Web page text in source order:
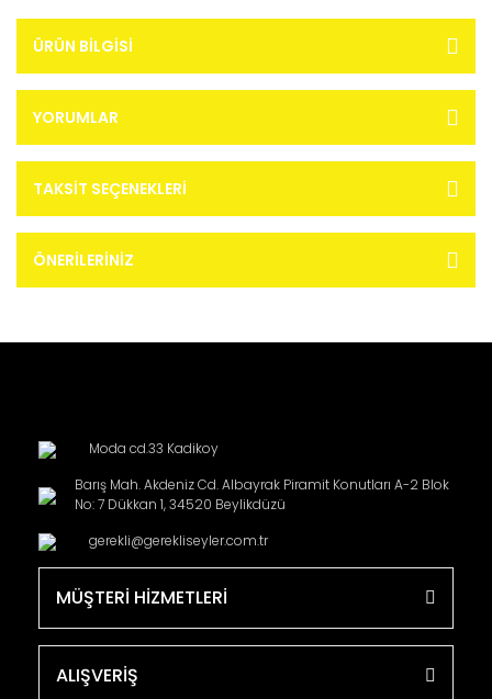
ÜRÜN BILGISI
YORUMLAR
TAKSIT SEÇENEKLERI
ÖNERILERINIZ
Moda cd.33 Kadikoy
Barış Mah. Akdeniz Cd. Albayrak Piramit Konutları A-2 Blok
No: 7 Dükkan 1, 34520 Beylikdüzü
gerekli@gerekliseyler.com.tr
MÜŞTERİ HİZMETLERİ
ALIŞVERİŞ